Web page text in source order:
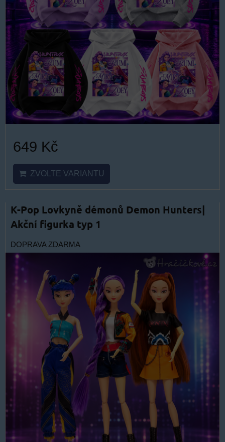
649 Kč
ZVOLTE VARIANTU
K-Pop Lovkyně démonů Demon Hunters|
Akční figurka typ 1
DOPRAVA ZDARMA